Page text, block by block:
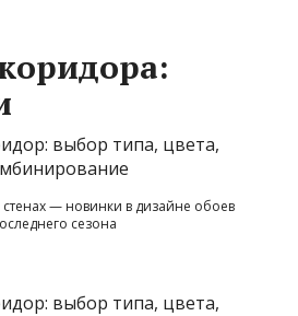
— новинки в дизайне обоев
сезона